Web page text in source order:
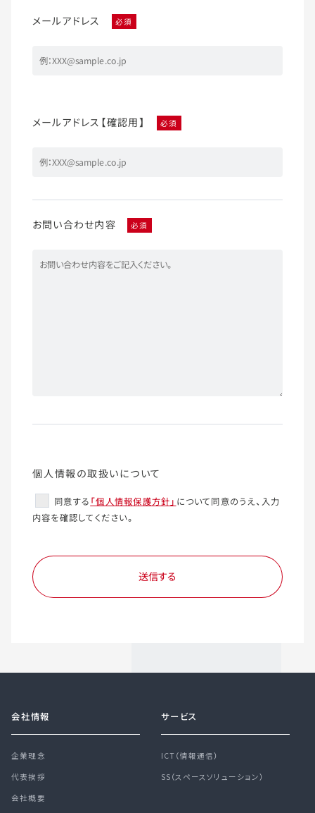
メールアドレス 必須
メールアドレス【確認用】 必須
お問い合わせ内容 必須
個人情報の取扱いについて
同意する 「個人情報保護方針」 について同意のうえ、入力
内容を確認してください。
会社情報
企業理念
代表挨拶
会社概要
サービス
ICT（情報通信）
SS（スペースソリューション）